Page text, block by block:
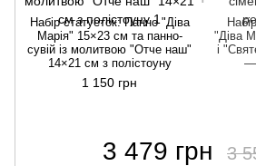
Набір статуеток: Панно "Діва
Марія" 15×23 см та панно-
сувій із молитвою "Отче наш"
14×21 см з полістоуну
1 150 грн
"Діва
і
—
3 479 грн 3